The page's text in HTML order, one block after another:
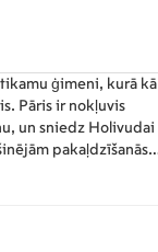
ģimeni, kurā kā
Pāris ir nokļuvis
un sniedz Holivudai
pakaļdzīšanās